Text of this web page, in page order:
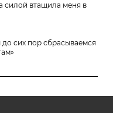
силой втащила меня в
сих пор сбрасываемся